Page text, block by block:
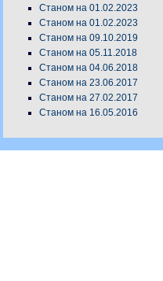
Станом на 01.02.2023
Станом на 01.02.2023
Станом на 09.10.2019
Станом на 05.11.2018
Станом на 04.06.2018
Станом на 23.06.2017
Станом на 27.02.2017
Станом на 16.05.2016